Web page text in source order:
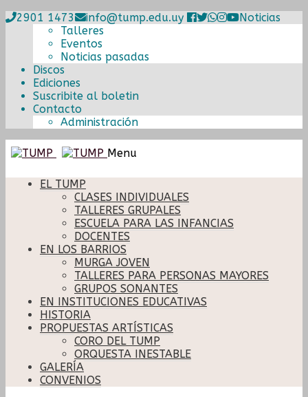
2901 1473 info@tump.edu.uy
Noticias
Talleres
Eventos
Noticias pasadas
Discos
Ediciones
Suscribite al boletin
Contacto
Administración
Ir
la
navegación
Ir
contenido
Menu
EL TUMP
CLASES INDIVIDUALES
TALLERES GRUPALES
ESCUELA PARA LAS INFANCIAS
DOCENTES
EN LOS BARRIOS
MURGA JOVEN
TALLERES PARA PERSONAS MAYORES
GRUPOS SONANTES
EN INSTITUCIONES EDUCATIVAS
HISTORIA
PROPUESTAS ARTÍSTICAS
CORO DEL TUMP
ORQUESTA INESTABLE
GALERÍA
CONVENIOS